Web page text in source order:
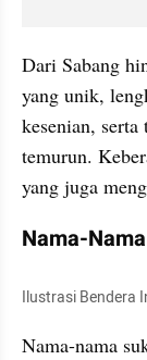
Dari Sabang
yang unik,
kesenian,
temurun.
yang juga
Nama-
Ilustrasi Bendera
Nama-nama